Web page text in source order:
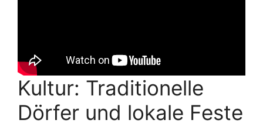
Kultur: Traditionelle
Dörfer und lokale Feste